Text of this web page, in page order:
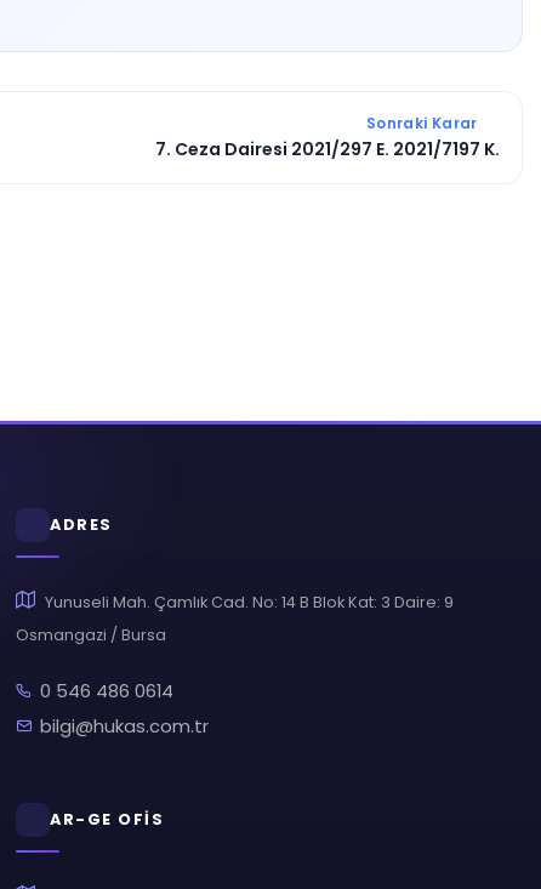
Sonraki Karar
7. Ceza Dairesi 2021/297 E. 2021/7197 K.
ADRES
Yunuseli Mah. Çamlık Cad. No: 14 B Blok Kat: 3 Daire: 9
Osmangazi / Bursa
0 546 486 0614
bilgi@hukas.com.tr
AR-GE OFİS